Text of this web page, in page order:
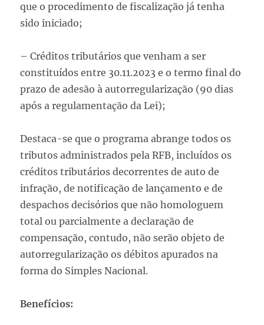
que o procedimento de fiscalização já tenha
sido iniciado;
– Créditos tributários que venham a ser
constituídos entre 30.11.2023 e o termo final do
prazo de adesão à autorregularização (90 dias
após a regulamentação da Lei);
Destaca-se que o programa abrange todos os
tributos administrados pela RFB, incluídos os
créditos tributários decorrentes de auto de
infração, de notificação de lançamento e de
despachos decisórios que não homologuem
total ou parcialmente a declaração de
compensação, contudo, não serão objeto de
autorregularização os débitos apurados na
forma do Simples Nacional.
Benefícios: